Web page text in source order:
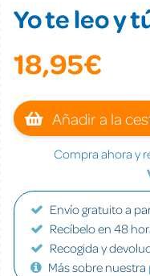
Yo te leo y
18,95€
Añadir a la
Compra ahora y
Envío gratuito a
Recíbelo en 48
Recogida y
Más sobre nuestra